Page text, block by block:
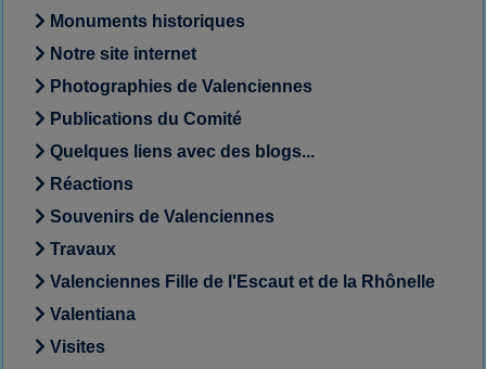
Monuments historiques
Notre site internet
Photographies de Valenciennes
Publications du Comité
Quelques liens avec des blogs...
Réactions
Souvenirs de Valenciennes
Travaux
Valenciennes Fille de l'Escaut et de la Rhônelle
Valentiana
Visites